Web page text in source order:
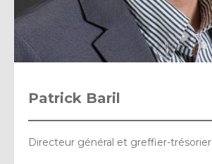
Patrick Baril
Directeur général et greffier-trésorier